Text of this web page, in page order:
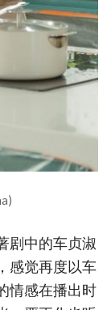
剧中的车贞淑
感觉再度以车
情感在播出时